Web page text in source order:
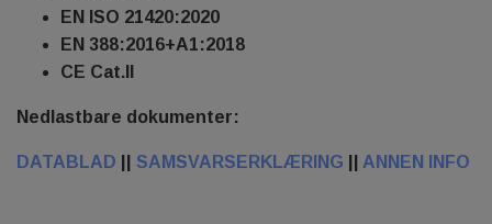
EN ISO 21420:2020
EN 388:2016+A1:2018
CE Cat.II
Nedlastbare dokumenter:
DATABLAD SAMSVARSERKLÆRING ANNEN INFO